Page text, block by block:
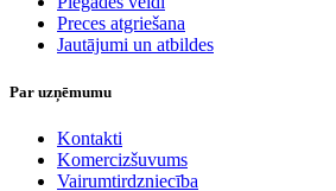
Preces atgriešana
Jautājumi un atbildes
Par uzņēmumu
Kontakti
Komercizšuvums
Vairumtirdzniecība